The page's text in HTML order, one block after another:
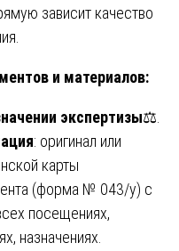
зависит качество
и материалов:
экспертизы⚖️.
: оригинал или
карты
(форма № 043/у) с
посещениях,
назначениях.